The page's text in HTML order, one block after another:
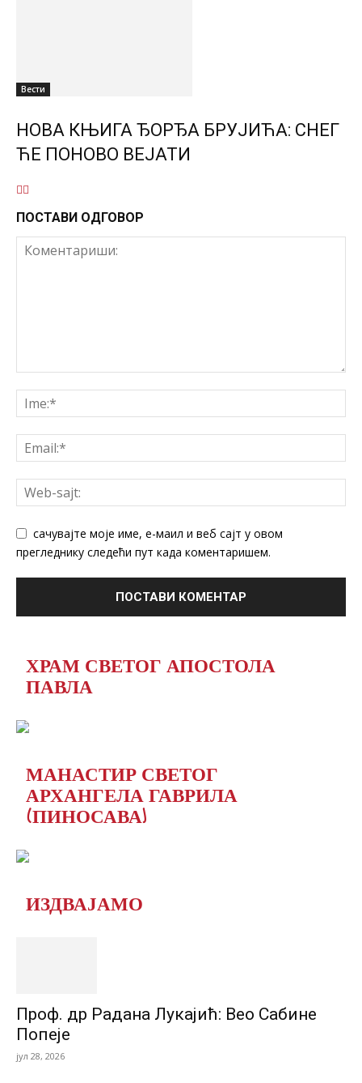
Вести
НОВА КЊИГА ЂОРЂА БРУЈИЋА: СНЕГ
ЋЕ ПОНОВО ВЕЈАТИ
ПОСТАВИ ОДГОВОР
сачувајте моје име, е-маил и веб сајт у овом
прегледнику следећи пут када коментаришем.
ХРАМ СВЕТОГ АПОСТОЛА
ПАВЛА
МАНАСТИР СВЕТОГ
АРХАНГЕЛА ГАВРИЛА
(ПИНОСАВА)
ИЗДВАЈАМО
Проф. др Радана Лукајић: Вео Сабине
Попеје
јул 28, 2026